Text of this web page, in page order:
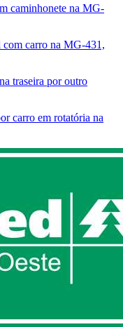
caminhonete na MG-
carro na MG-431,
traseira por outro
carro em rotatória na